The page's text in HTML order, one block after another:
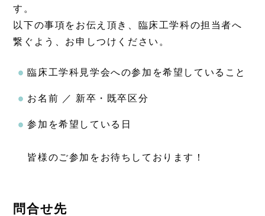
す。
以下の事項をお伝え頂き、臨床工学科の担当者へ
繋ぐよう、お申しつけください。
臨床工学科見学会への参加を希望していること
お名前 ／ 新卒・既卒区分
参加を希望している日
皆様のご参加をお待ちしております！
問合せ先